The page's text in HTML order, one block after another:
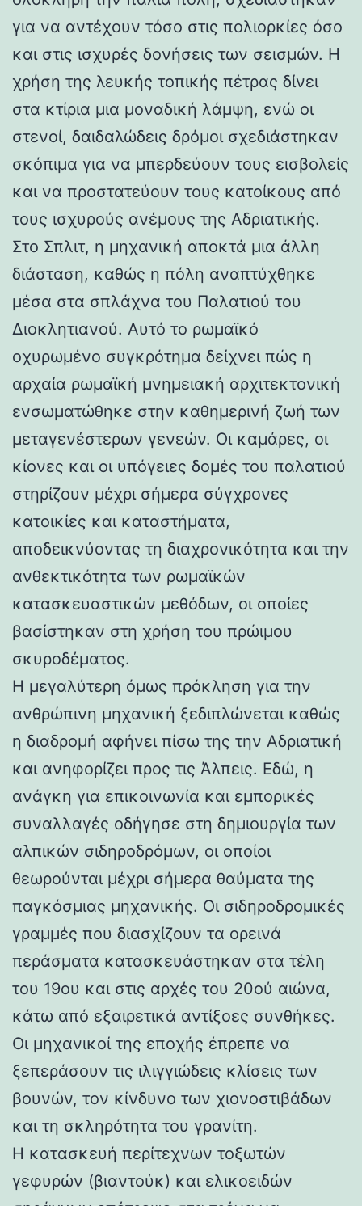
για να αντέχουν τόσο στις πολιορκίες όσο
και στις ισχυρές δονήσεις των σεισμών. Η
χρήση της λευκής τοπικής πέτρας δίνει
στα κτίρια μια μοναδική λάμψη, ενώ οι
στενοί, δαιδαλώδεις δρόμοι σχεδιάστηκαν
σκόπιμα για να μπερδεύουν τους εισβολείς
και να προστατεύουν τους κατοίκους από
τους ισχυρούς ανέμους της Αδριατικής.
Στο Σπλιτ, η μηχανική αποκτά μια άλλη
διάσταση, καθώς η πόλη αναπτύχθηκε
μέσα στα σπλάχνα του Παλατιού του
Διοκλητιανού. Αυτό το ρωμαϊκό
οχυρωμένο συγκρότημα δείχνει πώς η
αρχαία ρωμαϊκή μνημειακή αρχιτεκτονική
ενσωματώθηκε στην καθημερινή ζωή των
μεταγενέστερων γενεών. Οι καμάρες, οι
κίονες και οι υπόγειες δομές του παλατιού
στηρίζουν μέχρι σήμερα σύγχρονες
κατοικίες και καταστήματα,
αποδεικνύοντας τη διαχρονικότητα και την
ανθεκτικότητα των ρωμαϊκών
κατασκευαστικών μεθόδων, οι οποίες
βασίστηκαν στη χρήση του πρώιμου
σκυροδέματος.
Η μεγαλύτερη όμως πρόκληση για την
ανθρώπινη μηχανική ξεδιπλώνεται καθώς
η διαδρομή αφήνει πίσω της την Αδριατική
και ανηφορίζει προς τις Άλπεις. Εδώ, η
ανάγκη για επικοινωνία και εμπορικές
συναλλαγές οδήγησε στη δημιουργία των
αλπικών σιδηροδρόμων, οι οποίοι
θεωρούνται μέχρι σήμερα θαύματα της
παγκόσμιας μηχανικής. Οι σιδηροδρομικές
γραμμές που διασχίζουν τα ορεινά
περάσματα κατασκευάστηκαν στα τέλη
του 19ου και στις αρχές του 20ού αιώνα,
κάτω από εξαιρετικά αντίξοες συνθήκες.
Οι μηχανικοί της εποχής έπρεπε να
ξεπεράσουν τις ιλιγγιώδεις κλίσεις των
βουνών, τον κίνδυνο των χιονοστιβάδων
και τη σκληρότητα του γρανίτη.
Η κατασκευή περίτεχνων τοξωτών
γεφυρών (βιαντούκ) και ελικοειδών